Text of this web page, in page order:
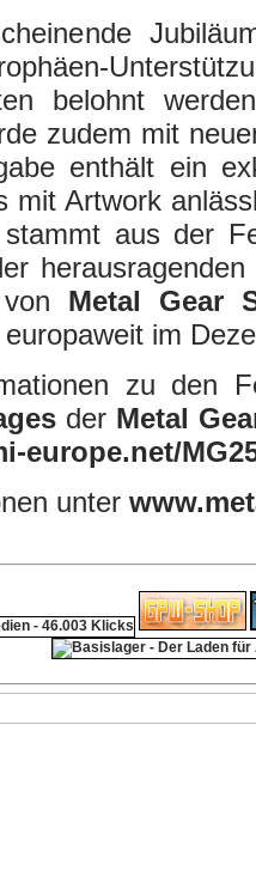
belohnt
zudem mit
enthält ein
mit Artwork
aus der
Metal Gear
im
zu den
der Metal
europe.net/
unter